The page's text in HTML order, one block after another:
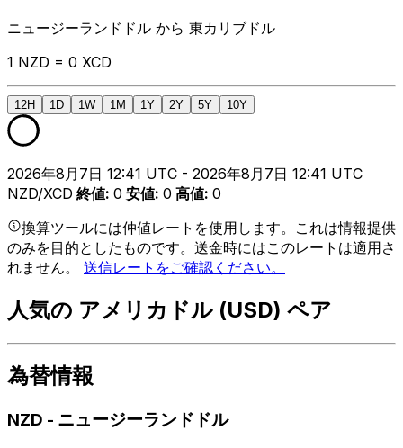
ニュージーランドドル から 東カリブドル
1 NZD = 0 XCD
12H 1D 1W 1M 1Y 2Y 5Y 10Y
2026年8月7日 12:41 UTC - 2026年8月7日 12:41 UTC
NZD/XCD 終値: 0 安値: 0 高値: 0
換算ツールには仲値レートを使用します。これは情報提供
のみを目的としたものです。送金時にはこのレートは適用さ
れません。 送信レートをご確認ください。
人気の アメリカドル (USD) ペア
為替情報
NZD - ニュージーランドドル